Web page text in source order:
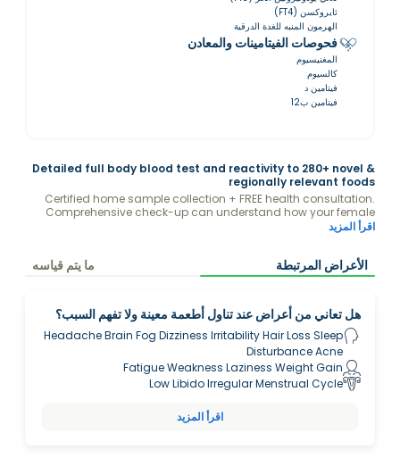
ثايروكسن (FT4)
الهرمون المنبه للغدة الدرقية
فحوصات الفيتامينات والمعادن
المغنيسيوم
كالسيوم
فيتامين د
فيتامين ب12
Detailed full body blood test and reactivity to 280+ novel &
regionally relevant foods
Certified home sample collection + FREE health consultation.
Comprehensive check-up can understand how your female
hormones may be influencing your health and learn how your
expert.
اقرأ المزيد
الأعراض المرتبطة ما يتم قياسه
هل تعاني من أعراض عند تناول أطعمة معينة ولا تفهم السبب؟
Headache Brain Fog Dizziness Irritability Hair Loss Sleep
Disturbance Acne
Fatigue Weakness Laziness Weight Gain
Low Libido Irregular Menstrual Cycle
اقرأ المزيد